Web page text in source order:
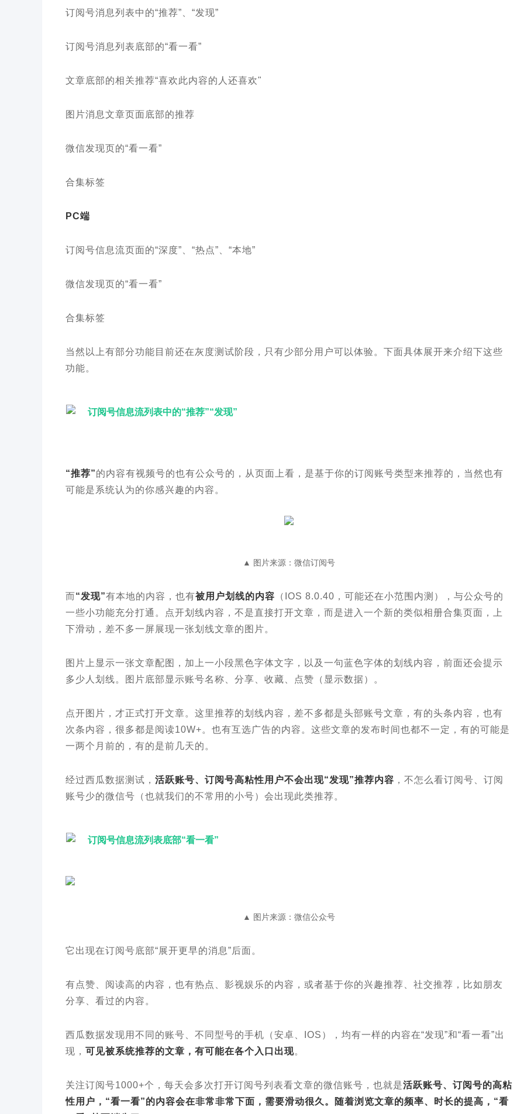
订阅号消息列表中的“推荐”、“发现”
订阅号消息列表底部的“看一看”
文章底部的相关推荐“喜欢此内容的人还喜欢"
图片消息文章页面底部的推荐
微信发现页的“看一看”
合集标签
PC端
订阅号信息流页面的“深度”、“热点”、“本地”
微信发现页的“看一看”
合集标签
当然以上有部分功能目前还在灰度测试阶段，只有少部分用户可以体验。下面具体展开来介绍下这些
功能。
订阅号信息流列表中的“推荐”“发现”
“推荐”的内容有视频号的也有公众号的，从页面上看，是基于你的订阅账号类型来推荐的，当然也有
可能是系统认为的你感兴趣的内容。
▲ 图片来源：微信订阅号
而“发现”有本地的内容，也有被用户划线的内容 （IOS 8.0.40，可能还在小范围内测），与公众号的
一些小功能充分打通。点开划线内容，不是直接打开文章，而是进入一个新的类似相册合集页面，上
下滑动，差不多一屏展现一张划线文章的图片。
图片上显示一张文章配图，加上一小段黑色字体文字，以及一句蓝色字体的划线内容，前面还会提示
多少人划线。图片底部显示账号名称、分享、收藏、点赞（显示数据）。
点开图片，才正式打开文章。这里推荐的划线内容，差不多都是头部账号文章，有的头条内容，也有
次条内容，很多都是阅读10W+。也有互选广告的内容。这些文章的发布时间也都不一定，有的可能是
一两个月前的，有的是前几天的。
经过西瓜数据测试， 活跃账号、订阅号高粘性用户不会出现“发现”推荐内容 ，不怎么看订阅号、订阅
账号少的微信号（也就我们的不常用的小号）会出现此类推荐。
订阅号信息流列表底部“看一看”
▲ 图片来源：微信公众号
它出现在订阅号底部“展开更早的消息”后面。
有点赞、阅读高的内容，也有热点、影视娱乐的内容，或者基于你的兴趣推荐、社交推荐，比如朋友
分享、看过的内容。
西瓜数据发现用不同的账号、不同型号的手机（安卓、IOS），均有一样的内容在“发现”和“看一看”出
现， 可见被系统推荐的文章，有可能在各个入口出现。
关注订阅号1000+个，每天会多次打开订阅号列表看文章的微信账号，也就是活跃账号、订阅号的高粘
性用户，“看一看”的内容会在非常非常下面，需要滑动很久。随着浏览文章的频率、时长的提高，“看